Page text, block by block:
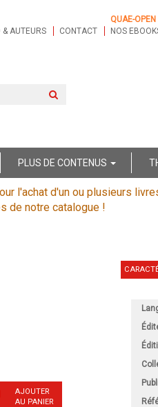
& AUTEURS CONTACT
QUAE-OPEN
NOS
PLUS DE CONTENUS
l'achat d'un ou plusieurs
de notre catalogue !
AJOUTER
AU PANIER